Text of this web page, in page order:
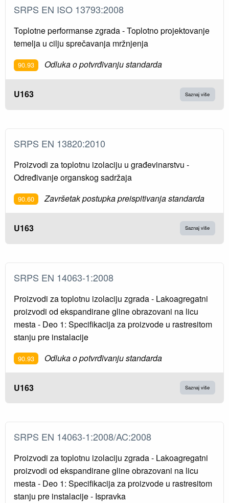
SRPS EN ISO 13793:2008
Toplotne performanse zgrada - Toplotno projektovanje
temelja u cilju sprečavanja mržnjenja
90.93 Odluka o potvrđivanju standarda
U163 Saznaj više
SRPS EN 13820:2010
Proizvodi za toplotnu izolaciju u građevinarstvu -
Određivanje organskog sadržaja
90.60 Završetak postupka preispitivanja standarda
U163 Saznaj više
SRPS EN 14063-1:2008
Proizvodi za toplotnu izolaciju zgrada - Lakoagregatni
proizvodi od ekspandirane gline obrazovani na licu
mesta - Deo 1: Specifikacija za proizvode u rastresitom
stanju pre instalacije
90.93 Odluka o potvrđivanju standarda
U163 Saznaj više
SRPS EN 14063-1:2008/AC:2008
Proizvodi za toplotnu izolaciju zgrada - Lakoagregatni
proizvodi od ekspandirane gline obrazovani na licu
mesta - Deo 1: Specifikacija za proizvode u rastresitom
stanju pre instalacije - Ispravka